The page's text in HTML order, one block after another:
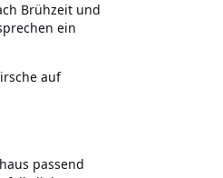
Brühzeit und
ein
auf
passend